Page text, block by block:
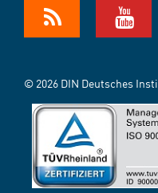
© 2026 DIN Deutsches